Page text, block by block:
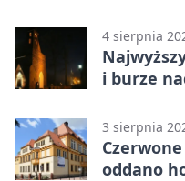
4 sierpnia
i burze
3 sierpnia
oddano